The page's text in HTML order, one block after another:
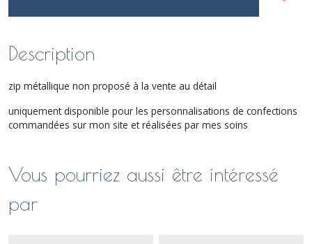
Description
zip métallique non proposé à la vente au détail
uniquement disponible pour les personnalisations de confections
commandées sur mon site et réalisées par mes soins
Vous pourriez aussi être intéressé
par